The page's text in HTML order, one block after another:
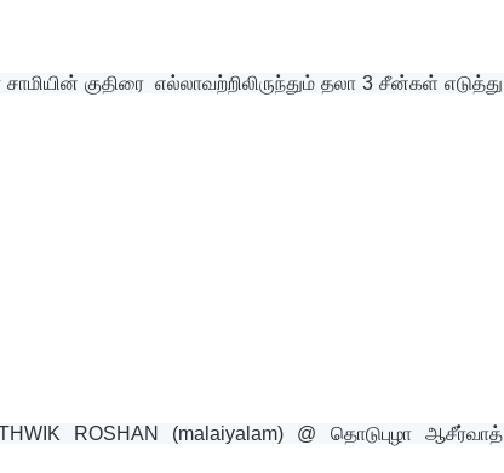
குதிரை  எல்லாவற்றிலிருந்தும் தலா 3 சீன்கள் எடுத்து
ROSHAN (malaiyalam) @ தொடுபுழா ஆசீர்வாத்